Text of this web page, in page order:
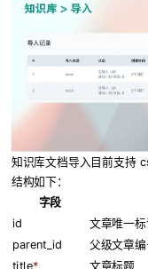
知识库文档导入目前支持
结构如下：
字段
id
文章唯一标
parent_id
父级文章编
title*
文章标题